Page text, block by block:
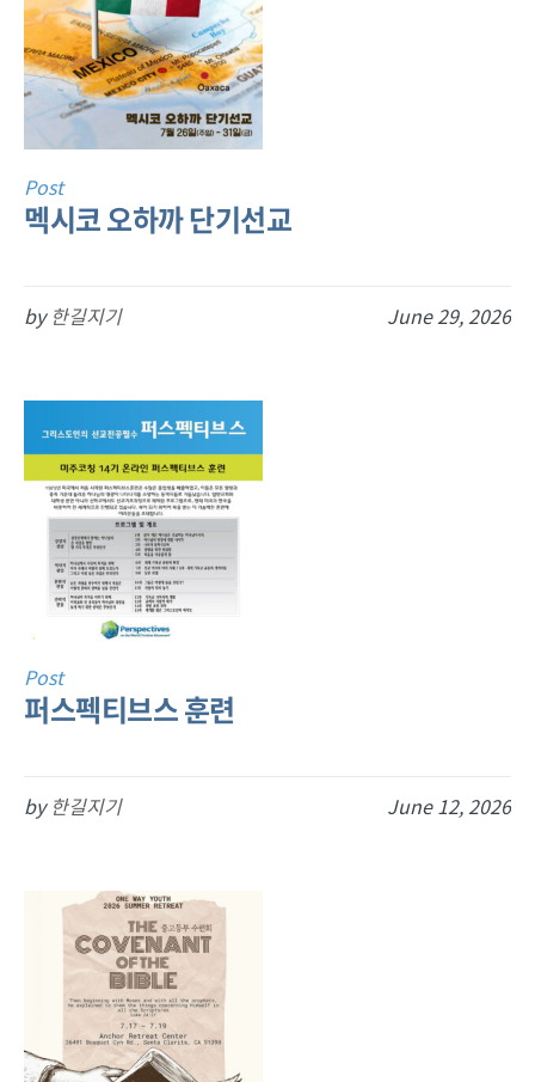
Post
멕시코 오하까 단기선교
June 29, 2026
by 한길지기
Post
퍼스펙티브스 훈련
June 12, 2026
by 한길지기